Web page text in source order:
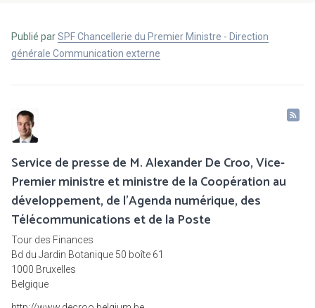
Publié parSPF Chancellerie du Premier Ministre - Direction
générale Communication externe
Service de presse de M. Alexander De Croo, Vice-
Premier ministre et ministre de la Coopération au
développement, de l'Agenda numérique, des
Télécommunications et de la Poste
Tour des Finances
Bd du Jardin Botanique 50 boîte 61
1000 Bruxelles
Belgique